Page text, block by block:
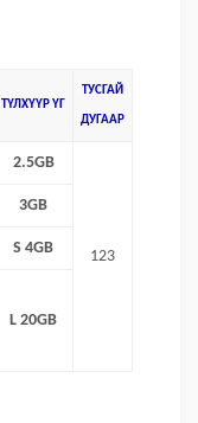
ТҮЛХҮҮР ҮГ
ТУСГАЙ
ДУГААР
2.5GB
123
3GB
S 4GB
L 20GB